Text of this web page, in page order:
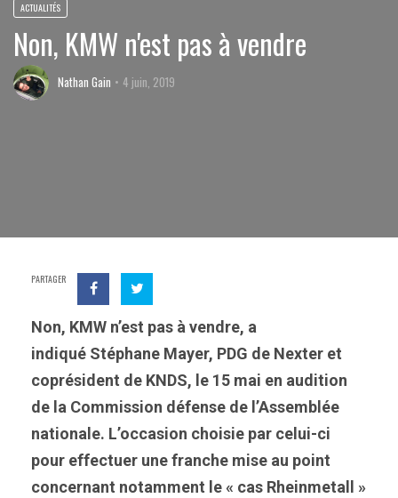
ACTUALITÉS
Non, KMW n'est pas à vendre
Nathan Gain 4 juin, 2019
PARTAGER
Non, KMW n’est pas à vendre, a
indiqué Stéphane Mayer, PDG de Nexter et
coprésident de KNDS, le 15 mai en audition
de la Commission défense de l’Assemblée
nationale. L’occasion choisie par celui-ci
pour effectuer une franche mise au point
concernant notamment le « cas Rheinmetall »